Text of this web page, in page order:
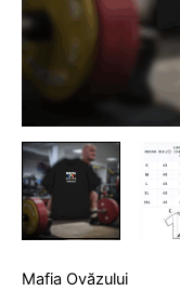
Mafia Ovăzului